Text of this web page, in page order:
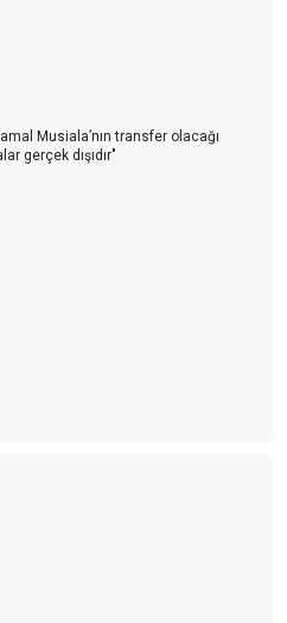
Musiala’nın transfer olacağı
gerçek dışıdır"